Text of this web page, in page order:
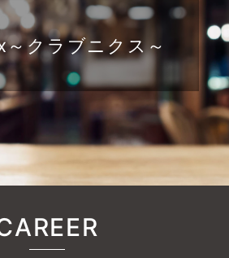
クラブニクス～